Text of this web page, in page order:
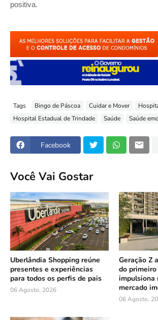
positiva.
Tags Bingo de Páscoa Cuidar e Mover
Hospital Estadual de Trindade
Saúde Saúde
Facebook
Você Vai Gostar
Uberlândia Shopping reúne
presentes e experiências
para todos os perfis de pais
06 Agosto, 2026
Geração Z
do
impulsiona
mercado
06 Agosto,